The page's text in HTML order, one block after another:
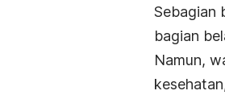
Sebagian
bagian
Namun,